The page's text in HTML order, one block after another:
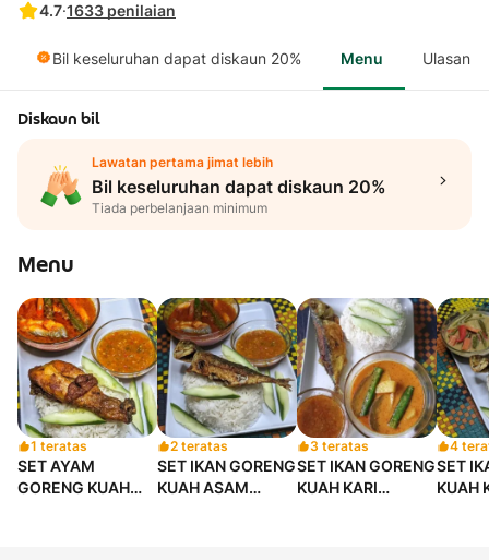
4.7·1633 penilaian
Bil keseluruhan dapat diskaun 20% Menu Ulasan
Diskaun bil
Lawatan pertama jimat lebih
Bil keseluruhan dapat diskaun 20%
Tiada perbelanjaan minimum
Menu
1 teratas
SET AYAM
GORENG KUAH
2 teratas
SET IKAN GORENG
KUAH ASAM
3 teratas
SET IKAN GORENG
KUAH KARI
4
SET
KUAH